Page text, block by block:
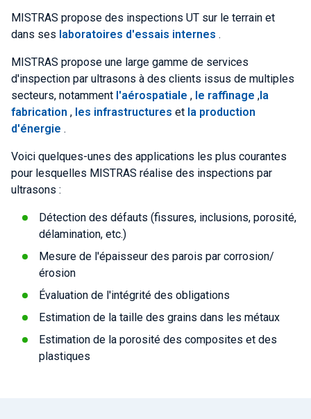
MISTRAS propose des inspections UT sur le terrain et
dans ses laboratoires d'essais internes .
MISTRAS propose une large gamme de services
d'inspection par ultrasons à des clients issus de multiples
secteurs, notamment l'aérospatiale , le raffinage , la
fabrication , les infrastructures et la production
d'énergie .
Voici quelques-unes des applications les plus courantes
pour lesquelles MISTRAS réalise des inspections par
ultrasons :
Détection des défauts (fissures, inclusions, porosité,
délamination, etc.)
Mesure de l'épaisseur des parois par corrosion/
érosion
Évaluation de l'intégrité des obligations
Estimation de la taille des grains dans les métaux
Estimation de la porosité des composites et des
plastiques